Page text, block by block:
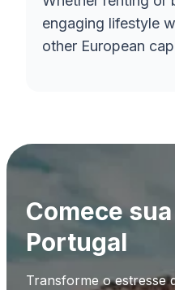
engaging lifestyle
other European
Comece
Portugal
Transforme o estresse